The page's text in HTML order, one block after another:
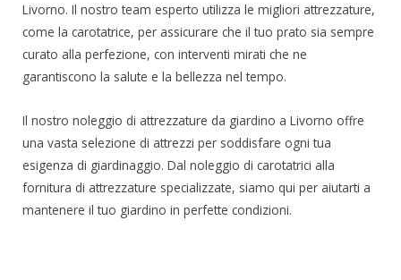
Livorno. Il nostro team esperto utilizza le migliori attrezzature,
come la carotatrice, per assicurare che il tuo prato sia sempre
curato alla perfezione, con interventi mirati che ne
garantiscono la salute e la bellezza nel tempo.
Il nostro noleggio di attrezzature da giardino a Livorno offre
una vasta selezione di attrezzi per soddisfare ogni tua
esigenza di giardinaggio. Dal noleggio di carotatrici alla
fornitura di attrezzature specializzate, siamo qui per aiutarti a
mantenere il tuo giardino in perfette condizioni.